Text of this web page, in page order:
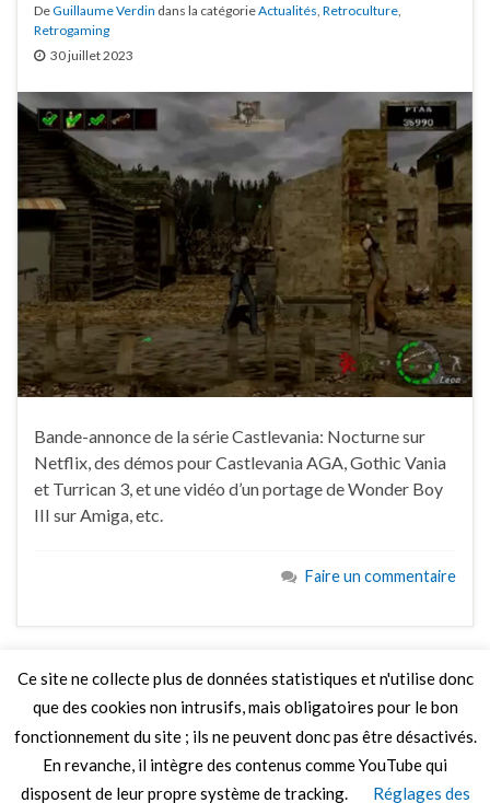
DeGuillaume Verdin dans la catégorieActualités Retroculture
Retrogaming
30 juillet 2023
Bande-annonce de la série Castlevania: Nocturne sur
Netflix, des démos pour Castlevania AGA, Gothic Vania
et Turrican 3, et une vidéo d’un portage de Wonder Boy
III sur Amiga, etc.
Faire un commentaire
LIRE PLUS
Ce site ne collecte plus de données statistiques et n'utilise donc
que des cookies non intrusifs, mais obligatoires pour le bon
fonctionnement du site ; ils ne peuvent donc pas être désactivés.
En revanche, il intègre des contenus comme YouTube qui
disposent de leur propre système de tracking.
Réglages des